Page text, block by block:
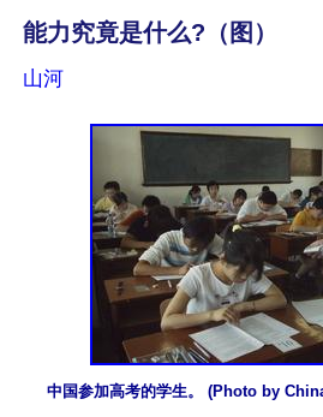
能力究竟是什么?（图）
山河
中国参加高考的学生。 (Photo by